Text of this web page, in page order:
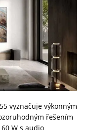
vyznačuje výkonným
řešením
W s audio